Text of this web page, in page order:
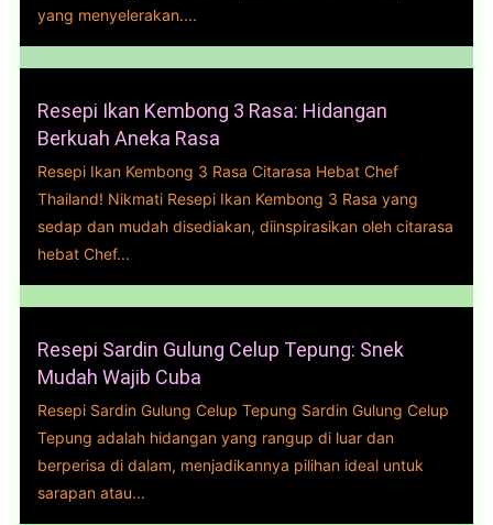
yang menyelerakan....
Resepi Ikan Kembong 3 Rasa: Hidangan
Berkuah Aneka Rasa
Resepi Ikan Kembong 3 Rasa Citarasa Hebat Chef
Thailand! Nikmati Resepi Ikan Kembong 3 Rasa yang
sedap dan mudah disediakan, diinspirasikan oleh citarasa
hebat Chef...
Resepi Sardin Gulung Celup Tepung: Snek
Mudah Wajib Cuba
Resepi Sardin Gulung Celup Tepung Sardin Gulung Celup
Tepung adalah hidangan yang rangup di luar dan
berperisa di dalam, menjadikannya pilihan ideal untuk
sarapan atau...